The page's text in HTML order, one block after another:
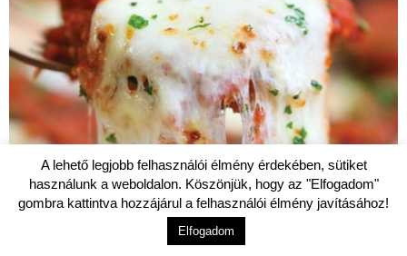
A lehető legjobb felhasználói élmény érdekében, sütiket
használunk a weboldalon. Köszönjük, hogy az "Elfogadom"
gombra kattintva hozzájárul a felhasználói élmény javításához!
Elfogadom